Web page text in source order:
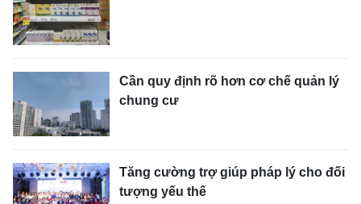
Cần quy định rõ hơn cơ chế quản lý
chung cư
Tăng cường trợ giúp pháp lý cho đối
tượng yếu thế